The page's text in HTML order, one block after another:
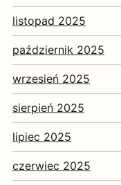
listopad 2025
październik 2025
wrzesień 2025
sierpień 2025
lipiec 2025
czerwiec 2025